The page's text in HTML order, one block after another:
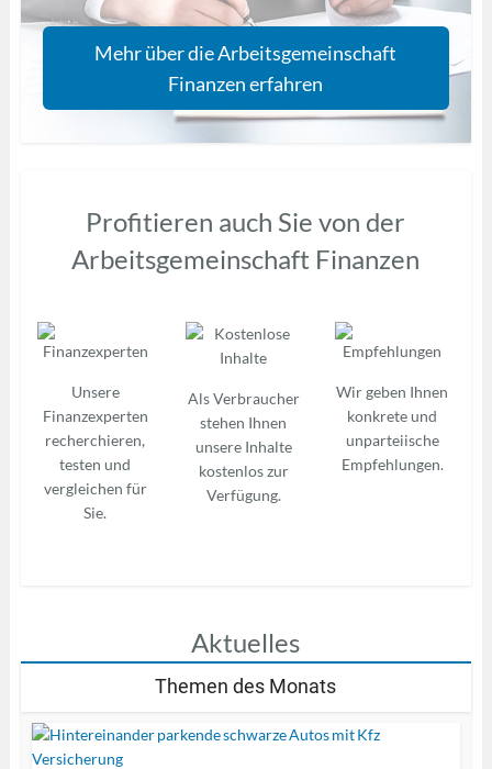
Mehr über die Arbeitsgemeinschaft
Finanzen erfahren
Profitieren auch Sie von der
Arbeitsgemeinschaft Finanzen
Unsere
Finanzexperten
recherchieren,
testen und
vergleichen für
Sie.
Als Verbraucher
stehen Ihnen
unsere Inhalte
kostenlos zur
Verfügung.
Wir geben Ihnen
konkrete und
unparteiische
Empfehlungen.
Aktuelles
Themen des Monats